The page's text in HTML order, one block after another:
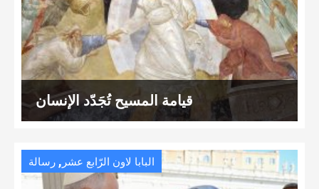
قيامة المسيح تُجَدّد الإنسان
البابا لاون الرّابع عشر , رسالة